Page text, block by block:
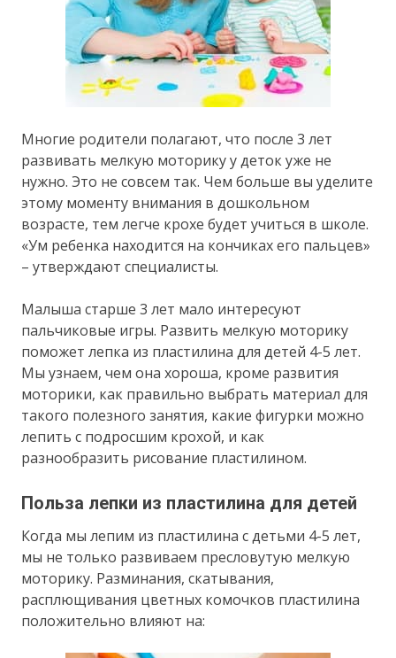
Многие родители полагают, что после 3 лет
развивать мелкую моторику у деток уже не
нужно. Это не совсем так. Чем больше вы уделите
этому моменту внимания в дошкольном
возрасте, тем легче крохе будет учиться в школе.
«Ум ребенка находится на кончиках его пальцев»
– утверждают специалисты.
Малыша старше 3 лет мало интересуют
пальчиковые игры. Развить мелкую моторику
поможет лепка из пластилина для детей 4-5 лет.
Мы узнаем, чем она хороша, кроме развития
моторики, как правильно выбрать материал для
такого полезного занятия, какие фигурки можно
лепить с подросшим крохой, и как
разнообразить рисование пластилином.
Польза лепки из пластилина для детей
Когда мы лепим из пластилина с детьми 4-5 лет,
мы не только развиваем пресловутую мелкую
моторику. Разминания, скатывания,
расплющивания цветных комочков пластилина
положительно влияют на: